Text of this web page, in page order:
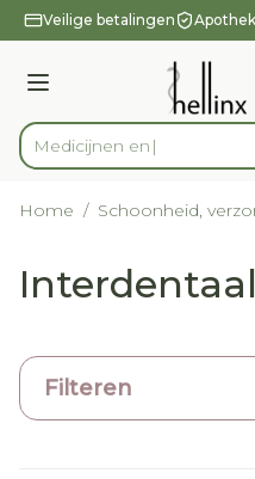
Ga naar de inhoud
1 van 1
Veilige betalingen
Menu
Product, merk,
Home / Schoonheid,
Filteren